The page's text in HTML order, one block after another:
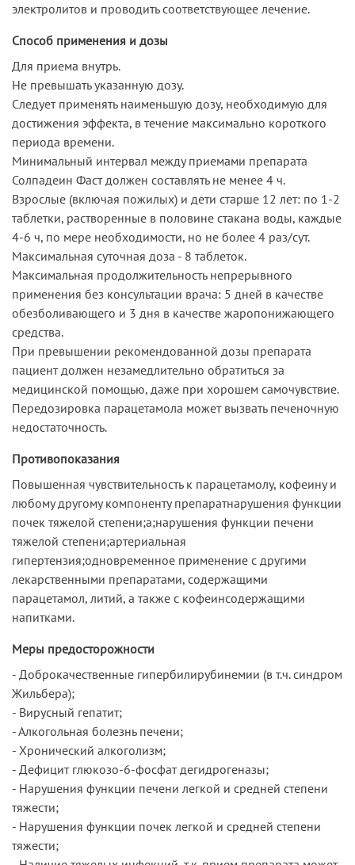
электролитов и проводить соответствующее лечение.
Способ применения и дозы
Для приема внутрь.
Не превышать указанную дозу.
Следует применять наименьшую дозу, необходимую для
достижения эффекта, в течение максимально короткого
периода времени.
Минимальный интервал между приемами препарата
Солпадеин Фаст должен составлять не менее 4 ч.
Взрослые (включая пожилых) и дети старше 12 лет: по 1-2
таблетки, растворенные в половине стакана воды, каждые
4-6 ч, по мере необходимости, но не более 4 раз/сут.
Максимальная суточная доза - 8 таблеток.
Максимальная продолжительность непрерывного
применения без консультации врача: 5 дней в качестве
обезболивающего и 3 дня в качестве жаропонижающего
средства.
При превышении рекомендованной дозы препарата
пациент должен незамедлительно обратиться за
медицинской помощью, даже при хорошем самочувствие.
Передозировка парацетамола может вызвать печеночную
недостаточность.
Противопоказания
Повышенная чувствительность к парацетамолу, кофеину и
любому другому компоненту препаратнарушения функции
почек тяжелой степени;а;нарушения функции печени
тяжелой степени;артериальная
гипертензия;одновременное применение с другими
лекарственными препаратами, содержащими
парацетамол, литий, а также с кофеинсодержащими
напитками.
Меры предосторожности
- Доброкачественные гипербилирубинемии (в т.ч. синдром
Жильбера);
- Вирусный гепатит;
- Алкогольная болезнь печени;
- Хронический алкоголизм;
- Дефицит глюкозо-6-фосфат дегидрогеназы;
- Нарушения функции печени легкой и средней степени
тяжести;
- Нарушения функции почек легкой и средней степени
тяжести;